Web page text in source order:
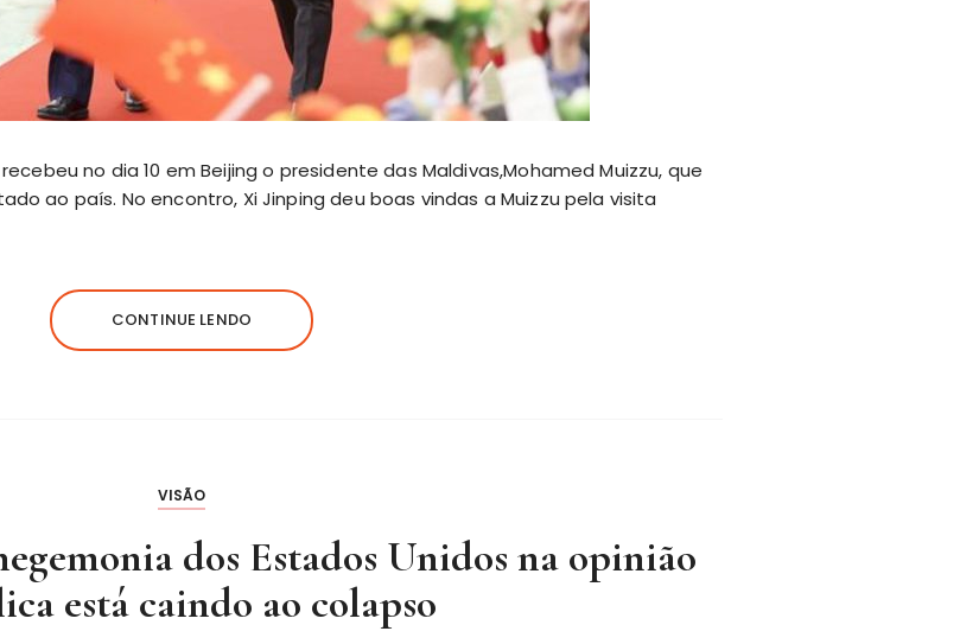
no dia 10 em Beijing o presidente das Maldivas,Mohamed Muizzu, que
ao país. No encontro, Xi Jinping deu boas vindas a Muizzu pela visita
CONTINUE LENDO
VISÃO
dos Estados Unidos na opinião
está caindo ao colapso